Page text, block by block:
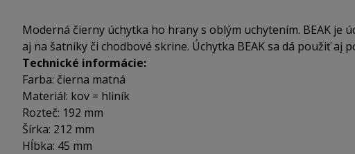
Moderná čierny úchytka ho hrany s oblým uchytením. BEAK je
aj na šatníky či chodbové skrine. Úchytka BEAK sa dá použiť aj
Technické informácie:
Farba: čierna matná
Materiál: kov = hliník
Rozteč: 192 mm
Šírka: 212 mm
Hĺbka: 45 mm